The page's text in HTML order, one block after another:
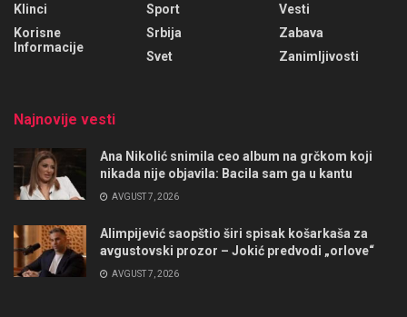
Klinci
Korisne
Informacije
Sport
Srbija
Svet
Vesti
Zabava
Zanimljivosti
Najnovije vesti
Ana Nikolić snimila ceo album na grčkom koji
nikada nije objavila: Bacila sam ga u kantu
AVGUST 7, 2026
Alimpijević saopštio širi spisak košarkaša za
avgustovski prozor – Jokić predvodi „orlove“
AVGUST 7, 2026